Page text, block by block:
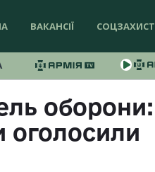
ВАКАНСІЇ СОЦЗАХИСТ
оборони:
оголосили